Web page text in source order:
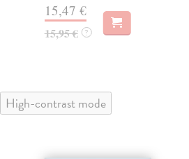
15,47 €
15,95 € ?
High-contrast mode